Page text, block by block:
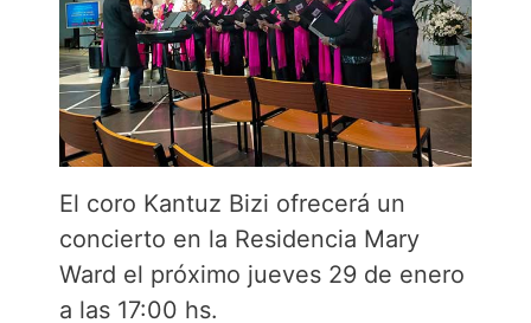
El coro Kantuz Bizi ofrecerá un
concierto en la Residencia Mary
Ward el próximo jueves 29 de enero
a las 17:00 hs.